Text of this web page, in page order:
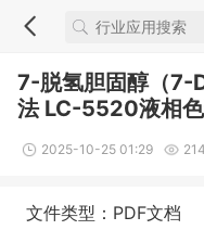
7-脱氢胆固醇（7-
法 LC-5520液相
2025-10-25 01:29
文件类型：PDF文档